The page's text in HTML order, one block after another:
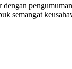
semangat